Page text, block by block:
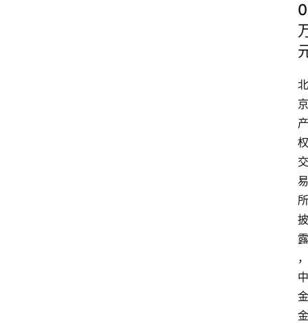
0
北
京
产
权
交
易
所
披
露
，
中
金
金